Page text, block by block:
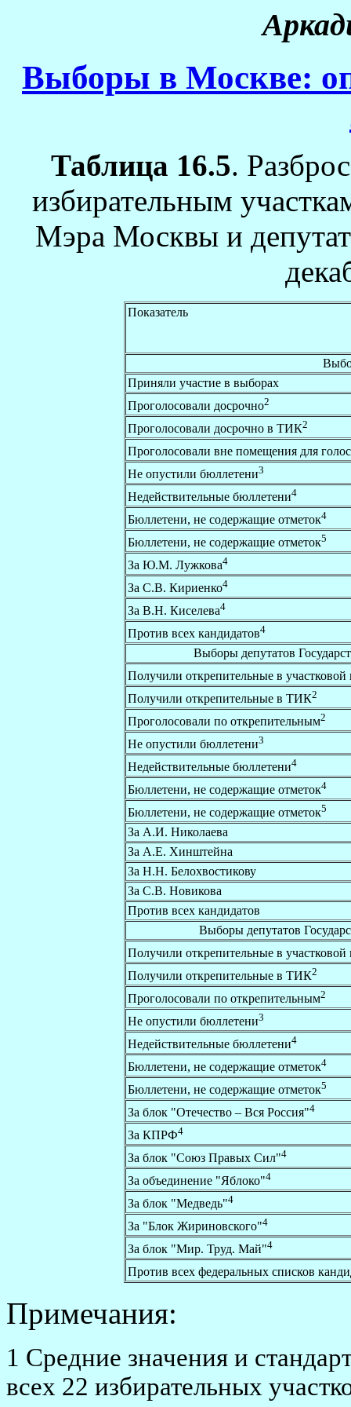
Выборы в Москве:
Таблица 16.5.
избирательным
Мэра Москвы и
Показатель
Приняли участие в выборах
Проголосовали досрочно2
Проголосовали досрочно в ТИК2
Проголосовали вне помещения для
Не опустили бюллетени3
Недействительные бюллетени4
Бюллетени, не содержащие отметок4
Бюллетени, не содержащие отметок5
За Ю.М. Лужкова4
За С.В. Кириенко4
За В.Н. Киселева4
Против всех кандидатов4
Выборы депутатов
Получили открепительные в участковой
Получили открепительные в ТИК2
Проголосовали по открепительным2
Не опустили бюллетени3
Недействительные бюллетени4
Бюллетени, не содержащие отметок4
Бюллетени, не содержащие отметок5
За А.И. Николаева
За А.Е. Хинштейна
За Н.Н. Белохвостикову
За С.В. Новикова
Против всех кандидатов
Выборы депутатов
Получили открепительные в участковой
Получили открепительные в ТИК2
Проголосовали по открепительным2
Не опустили бюллетени3
Недействительные бюллетени4
Бюллетени, не содержащие отметок4
Бюллетени, не содержащие отметок5
За блок "Отечество – Вся Россия"4
За КПРФ4
За блок "Союз Правых Сил"4
За объединение "Яблоко"4
За блок "Медведь"4
За "Блок Жириновского"4
За блок "Мир. Труд. Май"4
Против всех федеральных списков
Примечания:
1 Средние значения и
всех 22 избирательных